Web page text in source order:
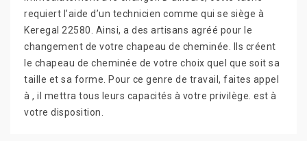
requiert l’aide d’un technicien comme qui se siège à
Keregal 22580. Ainsi, a des artisans agréé pour le
changement de votre chapeau de cheminée. Ils créent
le chapeau de cheminée de votre choix quel que soit sa
taille et sa forme. Pour ce genre de travail, faites appel
à , il mettra tous leurs capacités à votre privilège. est à
votre disposition.